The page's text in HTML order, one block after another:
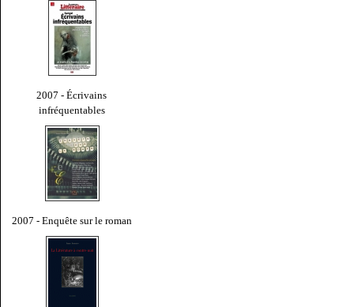
2007 - Écrivains
infréquentables
2007 - Enquête sur le roman